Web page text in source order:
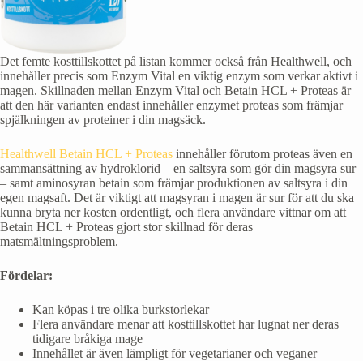
Det femte kosttillskottet på listan kommer också från Healthwell, och
innehåller precis som Enzym Vital en viktig enzym som verkar aktivt i
magen. Skillnaden mellan Enzym Vital och Betain HCL + Proteas är
att den här varianten endast innehåller enzymet proteas som främjar
spjälkningen av proteiner i din magsäck.
Healthwell Betain HCL + Proteas innehåller förutom proteas även en
sammansättning av hydroklorid – en saltsyra som gör din magsyra sur
– samt aminosyran betain som främjar produktionen av saltsyra i din
egen magsaft. Det är viktigt att magsyran i magen är sur för att du ska
kunna bryta ner kosten ordentligt, och flera användare vittnar om att
Betain HCL + Proteas gjort stor skillnad för deras
matsmältningsproblem.
Fördelar:
Kan köpas i tre olika burkstorlekar
Flera användare menar att kosttillskottet har lugnat ner deras
tidigare bråkiga mage
Innehållet är även lämpligt för vegetarianer och veganer